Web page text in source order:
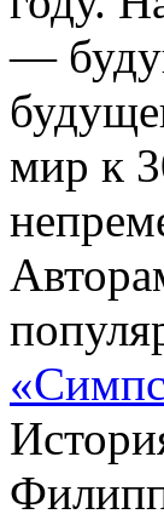
—
мир к